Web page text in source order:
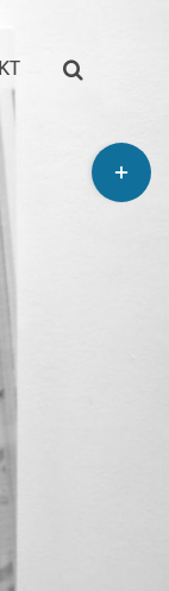
Toggle
Sliding